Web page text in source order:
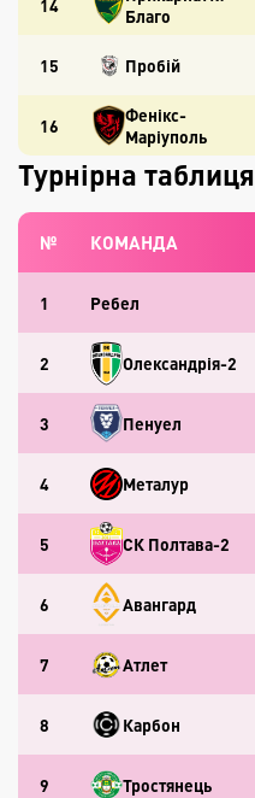
14
Благо
15 Пробій
16
Фенікс-
Маріуполь
Турнірна таблиця
№ КОМАНДА
1 Ребел
2 Олександрія-2
3 Пенуел
4 Металур
5 СК Полтава-2
6 Авангард
7 Атлет
8 Карбон
9 Тростянець